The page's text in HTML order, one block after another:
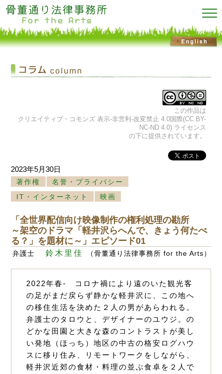
この作品は
クリエイティブ・コモンズ 表示-非営利-改変禁止 4.0国際(CC BY-
NC-ND 4.0) ライセンス
の下に提供されています。
2023年5月30日
著作権
名誉・プライバシー
IT・インターネット
映画
「全世界配信向け映像制作の権利処理の勘所
～架空のドラマ「軽井沢らへんで、きょう何たべ
る？」を題材に～」エピソード01
弁護士 鈴木里佳 （骨董通り法律事務所 for the Arts）
2022年春- コロナ禍により遠のいた観光客
の足がまだ戻らず静かな軽井沢に、この地へ
の移住生活を決めた２人の男があらわれる。
弁護士のタロウと、デザイナーのユウジ。の
どかな田園と大きな森のコントラストが美し
い発地（ほっち）地区の中古の格安ログハウ
スに移り住み、リモートワークをしながら、
軽井沢近郊の食材・料理の並ぶ食卓を２人で